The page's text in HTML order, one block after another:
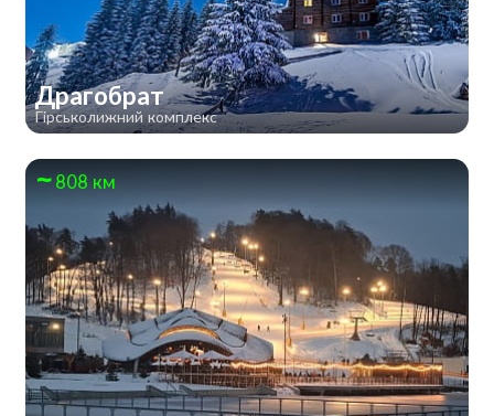
Драгобрат
Гірськолижний комплекс
808 км